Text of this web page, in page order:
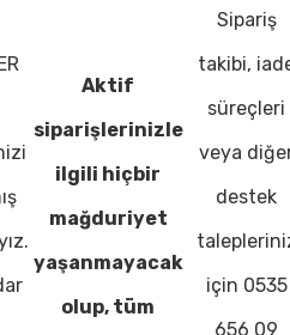
Aktif
siparişlerinizle
ilgili hiçbir
mağduriyet
yaşanmayacak
olup, tüm
Sipariş
takibi,
süreçleri
veya
destek
için 0535
656 09